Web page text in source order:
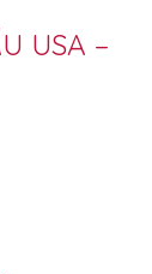
USA –